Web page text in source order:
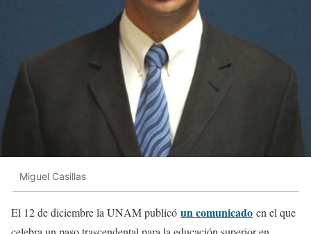
Miguel Casillas
El 12 de diciembre la UNAM publicó un comunicado en el que